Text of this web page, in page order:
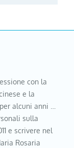
con la
e la
alcuni anni …
sulla
e scrivere nel
Rosaria